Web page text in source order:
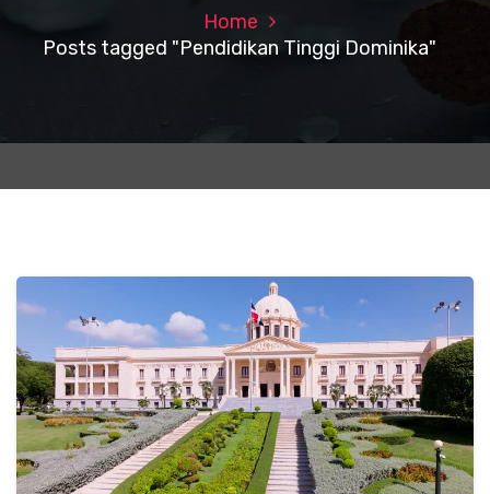
Home
Posts tagged "Pendidikan Tinggi Dominika"